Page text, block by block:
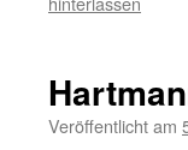
Veröffentlicht am